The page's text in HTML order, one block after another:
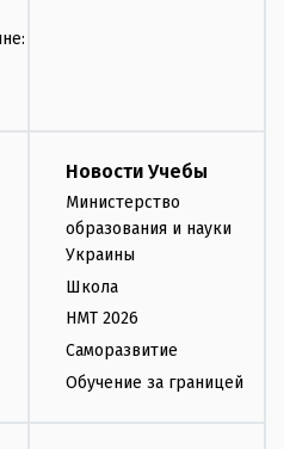
Новости Учебы
Министерство
образования и науки
Украины
Школа
НМТ 2026
Саморазвитие
Обучение за границей